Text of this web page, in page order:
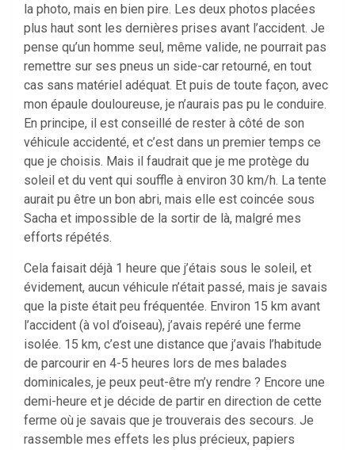
la photo, mais en bien pire. Les deux photos placées
plus haut sont les dernières prises avant l’accident. Je
pense qu’un homme seul, même valide, ne pourrait pas
remettre sur ses pneus un side-car retourné, en tout
cas sans matériel adéquat. Et puis de toute façon, avec
mon épaule douloureuse, je n’aurais pas pu le conduire.
En principe, il est conseillé de rester à côté de son
véhicule accidenté, et c’est dans un premier temps ce
que je choisis. Mais il faudrait que je me protège du
soleil et du vent qui souffle à environ 30 km/h. La tente
aurait pu être un bon abri, mais elle est coincée sous
Sacha et impossible de la sortir de là, malgré mes
efforts répétés.
Cela faisait déjà 1 heure que j’étais sous le soleil, et
évidement, aucun véhicule n’était passé, mais je savais
que la piste était peu fréquentée. Environ 15 km avant
l’accident (à vol d’oiseau), j’avais repéré une ferme
isolée. 15 km, c’est une distance que j’avais l’habitude
de parcourir en 4-5 heures lors de mes balades
dominicales, je peux peut-être m’y rendre ? Encore une
demi-heure et je décide de partir en direction de cette
ferme où je savais que je trouverais des secours. Je
rassemble mes effets les plus précieux, papiers